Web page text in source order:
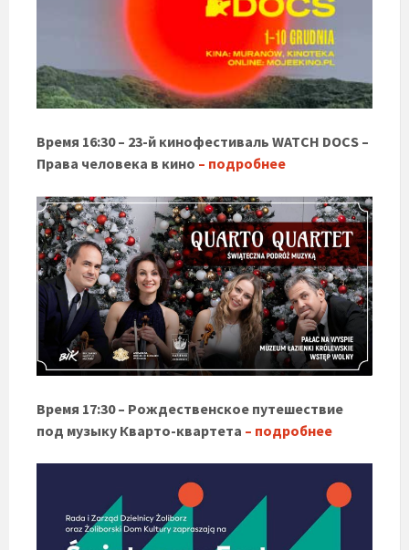
Время 16:30 – 23-й кинофестиваль WATCH DOCS –
Права человека в кино – подробнее
Время 17:30 – Рождественское путешествие
под музыку Кварто-квартета – подробнее